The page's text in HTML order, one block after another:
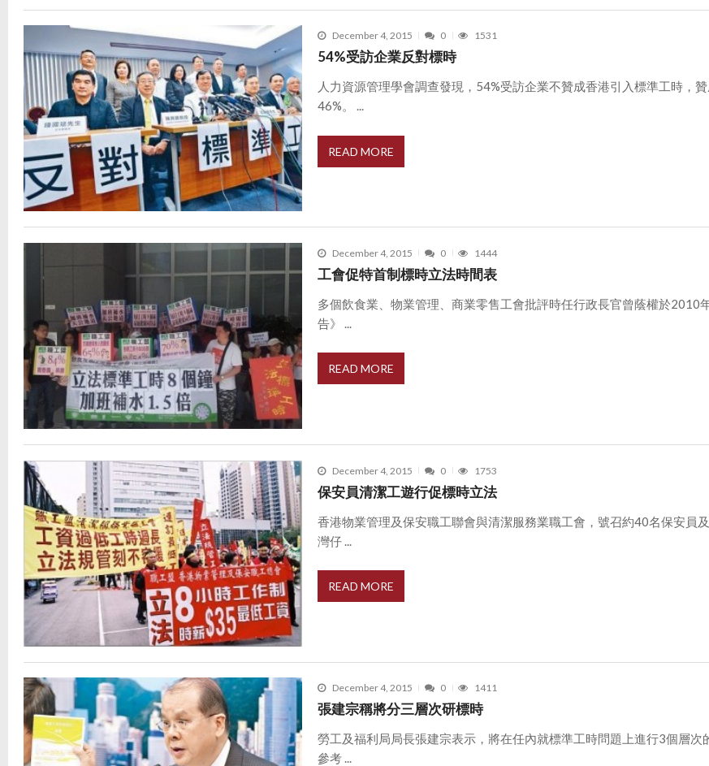
December 4, 2015 0 1531
54%受訪企業反對標時
人力資源管理學會調查發現，54%受訪企業不贊成香港引入標準工時，
46%。 ...
READ MORE
December 4, 2015 0 1444
工會促特首制標時立法時間表
多個飲食業、物業管理、商業零售工會批評時任行政長官曾蔭權於2010
告》 ...
READ MORE
December 4, 2015 0 1753
保安員清潔工遊行促標時立法
香港物業管理及保安職工聯會與清潔服務業職工會，號召約40名保安員
灣仔 ...
READ MORE
December 4, 2015 0 1411
張建宗稱將分三層次研標時
勞工及福利局局長張建宗表示，將在任內就標準工時問題上進行3個層次
參考 ...